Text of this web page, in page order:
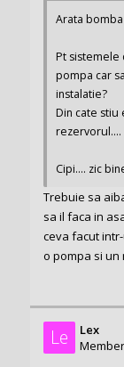
Arata
Pt sistemele
pompa car
instalatie?
Din cate stiu
rezervorul....
Cipi.... zic
Trebuie sa
sa il faca in
ceva facut
o pompa si
Le
Lex
Member